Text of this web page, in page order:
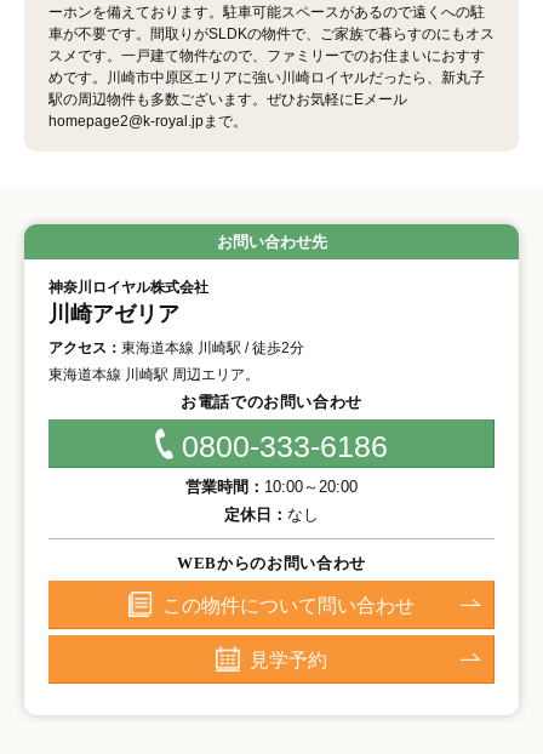
ーホンを備えております。駐車可能スペースがあるので遠くへの駐
車が不要です。間取りがSLDKの物件で、ご家族で暮らすのにもオス
スメです。一戸建て物件なので、ファミリーでのお住まいにおすす
めです。川崎市中原区エリアに強い川崎ロイヤルだったら、新丸子
駅の周辺物件も多数ございます。ぜひお気軽にEメール
homepage2@k-royal.jpまで。
お問い合わせ先
神奈川ロイヤル株式会社
川崎アゼリア
アクセス： 東海道本線 川崎駅 / 徒歩2分
東海道本線 川崎駅 周辺エリア。
お電話でのお問い合わせ
0800-333-6186
営業時間： 10:00～20:00
定休日： なし
WEBからのお問い合わせ
この物件について問い合わせ
見学予約